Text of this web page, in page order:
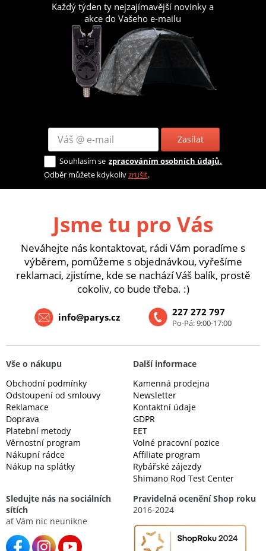
Každý týden ty nejzajímavější novinky a
akce do Vašeho e-mailu
Zasílat
Souhlasím se zpracováním osobních údajů.
Odběr můžete kdykolivzrušit.
Jsme tu pro Vás
Neváhejte nás kontaktovat, rádi Vám poradíme s
výběrem, pomůžeme s objednávkou, vyřešíme
reklamaci, zjistíme, kde se nachází Váš balík, prostě
cokoliv, co bude třeba. :)
227 272 797
Po-Pá: 9:00-17:00
info@parys.cz
Vše o nákupu
Obchodní podmínky
Odstoupení od smlouvy
Reklamace
Doprava
Platební metody
Věrnostní program
Nákupní rádce
Nákup na splátky
Další informace
Kamenná prodejna
Newsletter
Kontaktní údaje
GDPR
EET
Volné pracovní pozice
Affiliate program
Rybářské zájezdy
Shimano Rod Test Center
Sledujte nás na sociálních
sítích
ať Vám nic neunikne
Pravidelná ocenění Shop roku
2016-2024